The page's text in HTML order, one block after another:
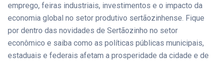
emprego, feiras industriais, investimentos e o impacto da
economia global no setor produtivo sertãozinhense. Fique
por dentro das novidades de Sertãozinho no setor
econômico e saiba como as políticas públicas municipais,
estaduais e federais afetam a prosperidade da cidade e de